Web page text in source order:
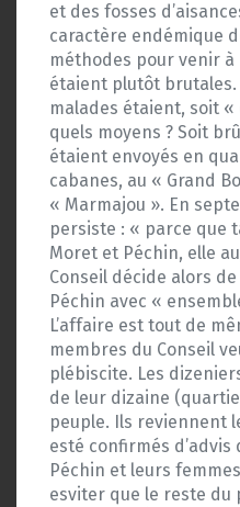
et des fosses
caractère endémique
méthodes pour venir à
étaient plutôt brutales.
malades étaient, soit
quels moyens ? Soit
étaient envoyés en
cabanes, au « Grand
« Marmajou ». En
persiste : « parce que
Moret et Péchin, elle
Conseil décide alors
Péchin avec «
L’affaire est tout de
membres du Conseil
plébiscite. Les
de leur dizaine
peuple. Ils reviennent
esté confirmés
Péchin et leurs
esviter que le reste du